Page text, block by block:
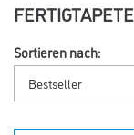
Sortieren nach: